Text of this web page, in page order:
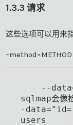
1.3.3 请求
这些选项可以用来
--
sqlmap会像
-
users